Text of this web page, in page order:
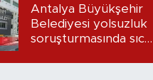
Antalya Büyükşehir
Belediyesi yolsuzluk
soruşturmasında sıcak